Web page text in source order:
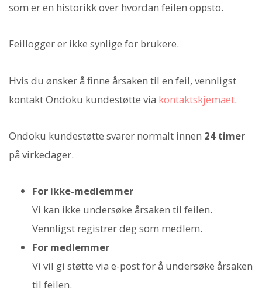
som er en historikk over hvordan feilen oppsto.
Feillogger er ikke synlige for brukere.
Hvis du ønsker å finne årsaken til en feil, vennligst
kontakt Ondoku kundestøtte via kontaktskjemaet.
Ondoku kundestøtte svarer normalt innen 24 timer
på virkedager.
For ikke-medlemmer
Vi kan ikke undersøke årsaken til feilen.
Vennligst registrer deg som medlem.
For medlemmer
Vi vil gi støtte via e-post for å undersøke årsaken
til feilen.